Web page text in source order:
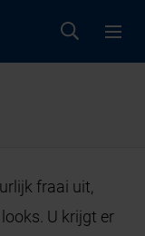
fraai uit,
U krijgt er